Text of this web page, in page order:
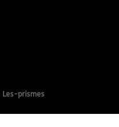
Les-prismes